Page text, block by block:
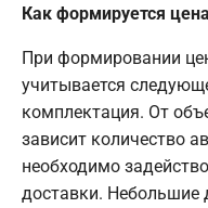
Как формируется
При формировании
учитывается
комплектация. От
зависит количество
необходимо
доставки. Небольшие